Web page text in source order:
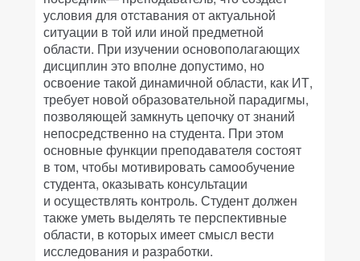
условия для отставания от актуальной
ситуации в той или иной предметной
области. При изучении основополагающих
дисциплин это вполне допустимо, но
освоение такой динамичной области, как ИТ,
требует новой образовательной парадигмы,
позволяющей замкнуть цепочку от знаний
непосредственно на студента. При этом
основные функции преподавателя состоят
в том, чтобы мотивировать самообучение
студента, оказывать консультации
и осуществлять контроль. Студент должен
также уметь выделять те перспективные
области, в которых имеет смысл вести
исследования и разработки.